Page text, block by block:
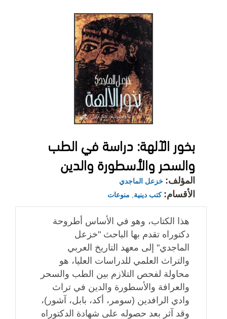
بخور الآلهة: دراسة في الطب
والسحر والأسطورة والدين
المؤلف: خزعل الماجدي
الأقسام: كتب دينية منوعات
هذا الكتاب، وهو في الأساس أطروحة
دكتوراه تقدم بها الباحث "خزعل
الماجدي" إلى معهد التاريخ العربي
والتراث العلمي للدراسات العليا، هو
محاولة لفحص التلازم بين الطب والسحر
والعرافة والأسطورة والدين في تراث
وادي الرافدين (سومر، أكد، بابل، آشور)،
وقد آثر بعد حصوله على شهادة الدكتوراه